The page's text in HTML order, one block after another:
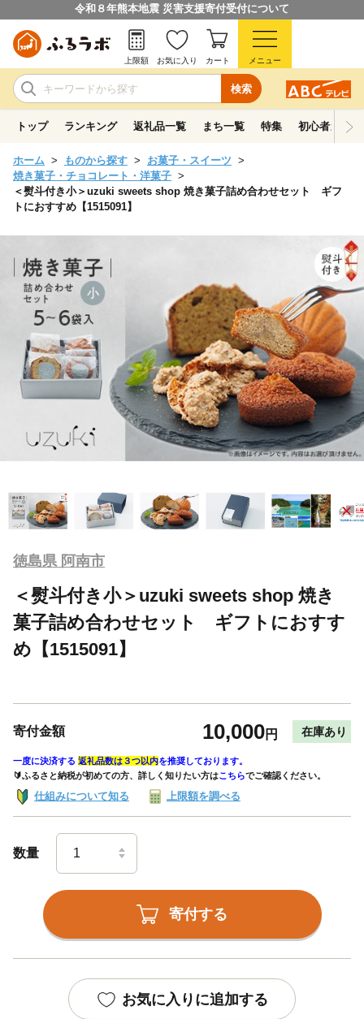
令和８年熊本地震 災害支援寄付受付について
検索
上限額 お気に入り カート メニュー
トップ ランキング 返礼品一覧 まち一覧 特集 初心者ガイド
ホーム ものから探す
お菓子・スイーツ
焼き菓子・チョコレート・洋菓子
＜熨斗付き小＞uzuki sweets shop 焼き菓子詰め合わせセット ギフ
トにおすすめ【1515091】
徳島県 阿南市
＜熨斗付き小＞uzuki sweets shop 焼き
菓子詰め合わせセット ギフトにおすす
め【1515091】
寄付金額 10,000円 在庫あり
一度に決済する 返礼品数は３つ以内を推奨しております。
🔰ふるさと納税が初めての方、詳しく知りたい方はこちらでご確認ください。
仕組みについて知る 上限額を調べる
数量
寄付する
お気に入りに追加する